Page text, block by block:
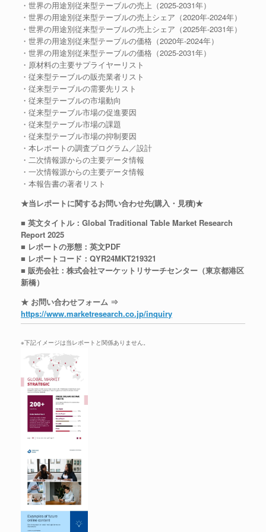
・世界の用途別従来型テーブルの売上（2025-2031年）
・世界の用途別従来型テーブルの売上シェア（2020年-2024年）
・世界の用途別従来型テーブルの売上シェア（2025年-2031年）
・世界の用途別従来型テーブルの価格（2020年-2024年）
・世界の用途別従来型テーブルの価格（2025-2031年）
・原材料の主要サプライヤーリスト
・従来型テーブルの販売業者リスト
・従来型テーブルの需要先リスト
・従来型テーブルの市場動向
・従来型テーブル市場の促進要因
・従来型テーブル市場の課題
・従来型テーブル市場の抑制要因
・本レポートの調査プログラム／設計
・二次情報源からの主要データ情報
・一次情報源からの主要データ情報
・本報告書の著者リスト
★当レポートに関するお問い合わせ先(購入・見積)★
■ 英文タイトル：Global Traditional Table Market Research
Report 2025
■ レポートの形態：英文PDF
■ レポートコード：QYR24MKT219321
■ 販売会社：株式会社マーケットリサーチセンター（東京都港区
新橋）
★ お問い合わせフォーム ⇒
https://www.marketresearch.co.jp/inquiry
※下記イメージは当レポートと関係ありません。